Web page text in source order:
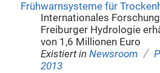
Frühwarnsysteme für
Internationales
Freiburger Hydrologie
von 1,6 Millionen Euro
Existiert in Newsroom /
2013